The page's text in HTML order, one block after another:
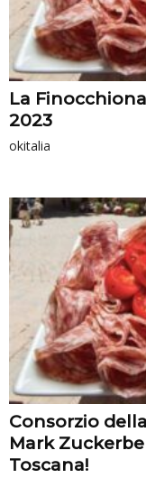
La
2023
okitalia
Consorzio
Mark
Toscana!